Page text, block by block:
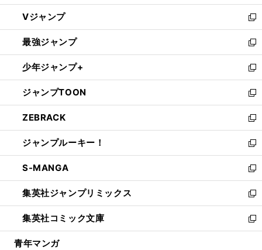
ウ
ィ
ン
ド
ウ
で
開
く
し
い
ウ
ィ
ン
ド
ウ
で
開
く
Vジャンプ
新
し
い
ウ
ィ
ン
ド
ウ
で
開
く
最強ジャンプ
新
し
い
ウ
ィ
ン
ド
ウ
で
開
く
少年ジャンプ+
新
し
い
ウ
ィ
ン
ド
ウ
で
開
く
ジャンプTOON
新
し
い
ウ
ィ
ン
ド
ウ
で
開
く
ZEBRACK
新
し
い
ウ
ィ
ン
ド
ウ
で
開
ジャンプルーキー！
新
し
い
ウ
ィ
ン
ド
ウ
S-MANGA
新
し
い
ウ
ィ
ン
集英社ジャンプリミックス
新
し
い
ウ
集英社コミック文庫
新
し
青年マンガ